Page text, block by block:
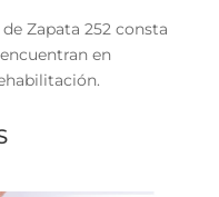
Zapata 252 consta
en